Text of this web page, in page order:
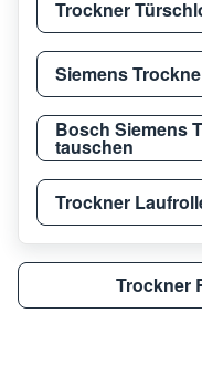
Trockner
Siemens
Bosch Siemens
tauschen
Trockner
Trockner